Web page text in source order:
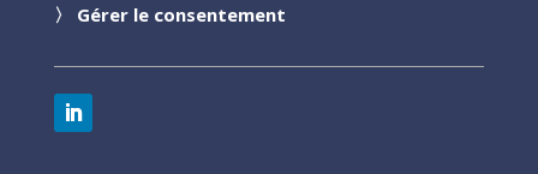
〉 Gérer le consentement